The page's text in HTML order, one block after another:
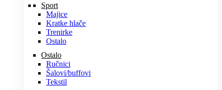
Sport
Majice
Kratke hlače
Trenirke
Ostalo
Ostalo
Ručnici
Šalovi/buffovi
Tekstil